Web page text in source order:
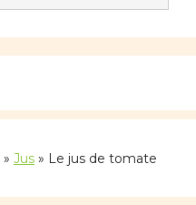
» Jus » Le jus de tomate